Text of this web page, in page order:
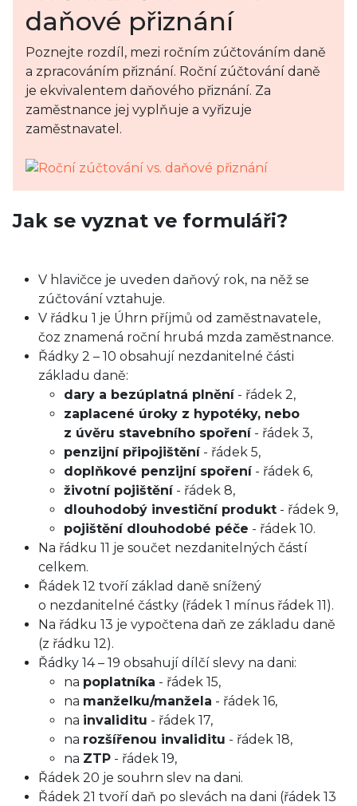
daňové přiznání
Poznejte rozdíl, mezi ročním zúčtováním daně
a zpracováním přiznání. Roční zúčtování daně
je ekvivalentem daňového přiznání. Za
zaměstnance jej vyplňuje a vyřizuje
zaměstnavatel.
Jak se vyznat ve formuláři?
V hlavičce je uveden daňový rok, na něž se
zúčtování vztahuje.
V řádku 1 je Úhrn příjmů od zaměstnavatele,
čoz znamená roční hrubá mzda zaměstnance.
Řádky 2 – 10 obsahují nezdanitelné části
základu daně:
dary a bezúplatná plnění- řádek 2,
zaplacené úroky z hypotéky, nebo
z úvěru stavebního spoření- řádek 3,
penzijní připojištění- řádek 5,
doplňkové penzijní spoření- řádek 6,
životní pojištění- řádek 8,
dlouhodobý investiční produkt - řádek 9,
pojištění dlouhodobé péče - řádek 10.
Na řádku 11 je součet nezdanitelných částí
celkem.
Řádek 12 tvoří základ daně snížený
o nezdanitelné částky (řádek 1 mínus řádek 11).
Na řádku 13 je vypočtena daň ze základu daně
(z řádku 12).
Řádky 14 – 19 obsahují dílčí slevy na dani:
na poplatníka - řádek 15,
na manželku/manžela - řádek 16,
na invaliditu - řádek 17,
na rozšířenou invaliditu - řádek 18,
na ZTP - řádek 19,
Řádek 20 je souhrn slev na dani.
Řádek 21 tvoří daň po slevách na dani (řádek 13